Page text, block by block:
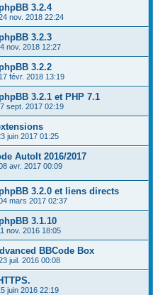
3.2.4
nov. 2018 22:24
3.2.3
nov. 2018 12:27
3.2.2
févr. 2018 13:19
3.2.1 et PHP 7.1
sept. 2017 02:19
juin 2017 01:25
AutoIt 2016/2017
avr. 2017 00:09
3.2.0 et liens directs
mars 2017 02:37
3.1.10
nov. 2016 18:05
BBCode Box
juil. 2016 00:08
juin 2016 22:19